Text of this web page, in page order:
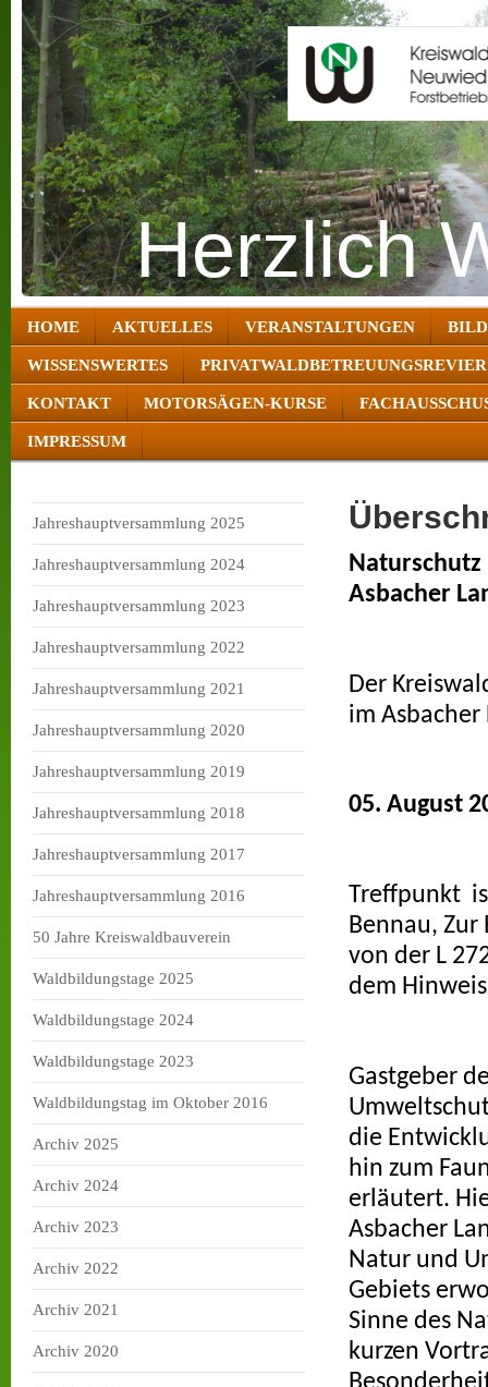
Herzlich
HOME AKTUELLES VERANSTALTUNGEN
WISSENSWERTES
KONTAKT MOTORSÄGEN-KURSE
IMPRESSUM
Jahreshauptversammlung 2025
Jahreshauptversammlung 2024
Jahreshauptversammlung 2023
Jahreshauptversammlung 2022
Jahreshauptversammlung 2021
Jahreshauptversammlung 2020
Jahreshauptversammlung 2019
Jahreshauptversammlung 2018
Jahreshauptversammlung 2017
Jahreshauptversammlung 2016
50 Jahre Kreiswaldbauverein
Waldbildungstage 2025
Waldbildungstage 2024
Waldbildungstage 2023
Waldbildungstag im Oktober 2016
Archiv 2025
Archiv 2024
Archiv 2023
Archiv 2022
Archiv 2021
Archiv 2020
Asbacher
Der
im
05. August
Treffpunkt
Bennau,
von der L
dem
Gastgeber
die
hin zum
erläutert.
Asbacher
Natur und
Gebiets
Sinne des
kurzen